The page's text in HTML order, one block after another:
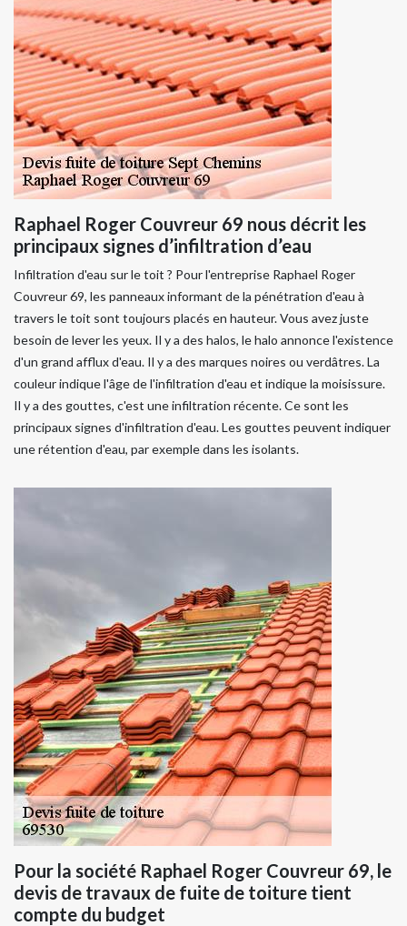
Raphael Roger Couvreur 69 nous décrit les
principaux signes d’infiltration d’eau
Infiltration d'eau sur le toit ? Pour l'entreprise Raphael Roger
Couvreur 69, les panneaux informant de la pénétration d'eau à
travers le toit sont toujours placés en hauteur. Vous avez juste
besoin de lever les yeux. Il y a des halos, le halo annonce l'existence
d'un grand afflux d'eau. Il y a des marques noires ou verdâtres. La
couleur indique l'âge de l'infiltration d'eau et indique la moisissure.
Il y a des gouttes, c'est une infiltration récente. Ce sont les
principaux signes d'infiltration d'eau. Les gouttes peuvent indiquer
une rétention d'eau, par exemple dans les isolants.
Pour la société Raphael Roger Couvreur 69, le
devis de travaux de fuite de toiture tient
compte du budget